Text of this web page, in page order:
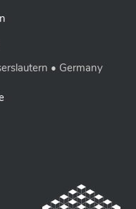
• Germany